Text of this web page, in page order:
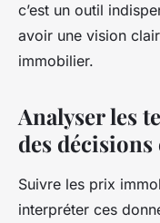
c’est un outil
avoir une vision
immobilier.
Analyser les
des décisions
Suivre les prix
interpréter ces